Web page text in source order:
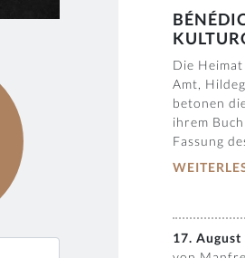
Die
Amt,
betonen
ihrem
Fassung
17. August